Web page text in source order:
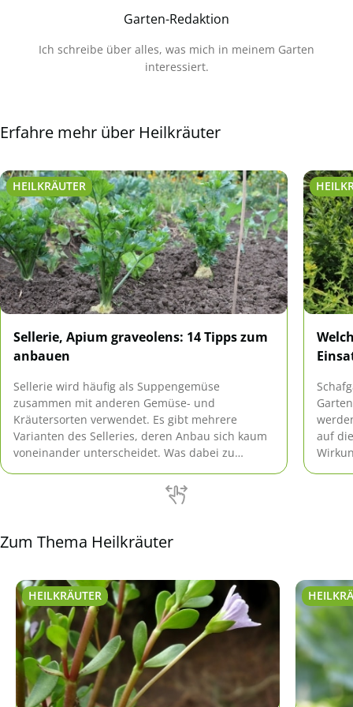
Garten-Redaktion
Ich schreibe über alles, was mich in meinem Garten
interessiert.
Erfahre mehr über Heilkräuter
HEILKRÄUTER
Sellerie, Apium graveolens: 14 Tipps zum
anbauen
Sellerie wird häufig als Suppengemüse
zusammen mit anderen Gemüse- und
Kräutersorten verwendet. Es gibt mehrere
Varianten des Selleries, deren Anbau sich kaum
voneinander unterscheidet. Was dabei zu
auf
Zum Thema Heilkräuter
HEILKRÄUTER